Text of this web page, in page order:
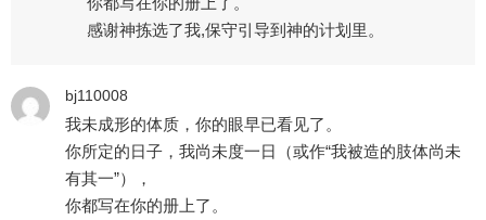
感谢神拣选了我,保守引导到神的计划里。
bj110008
我未成形的体质，你的眼早已看见了。
你所定的日子，我尚未度一日（或作“我被造的肢体尚未
有其一”），
你都写在你的册上了。